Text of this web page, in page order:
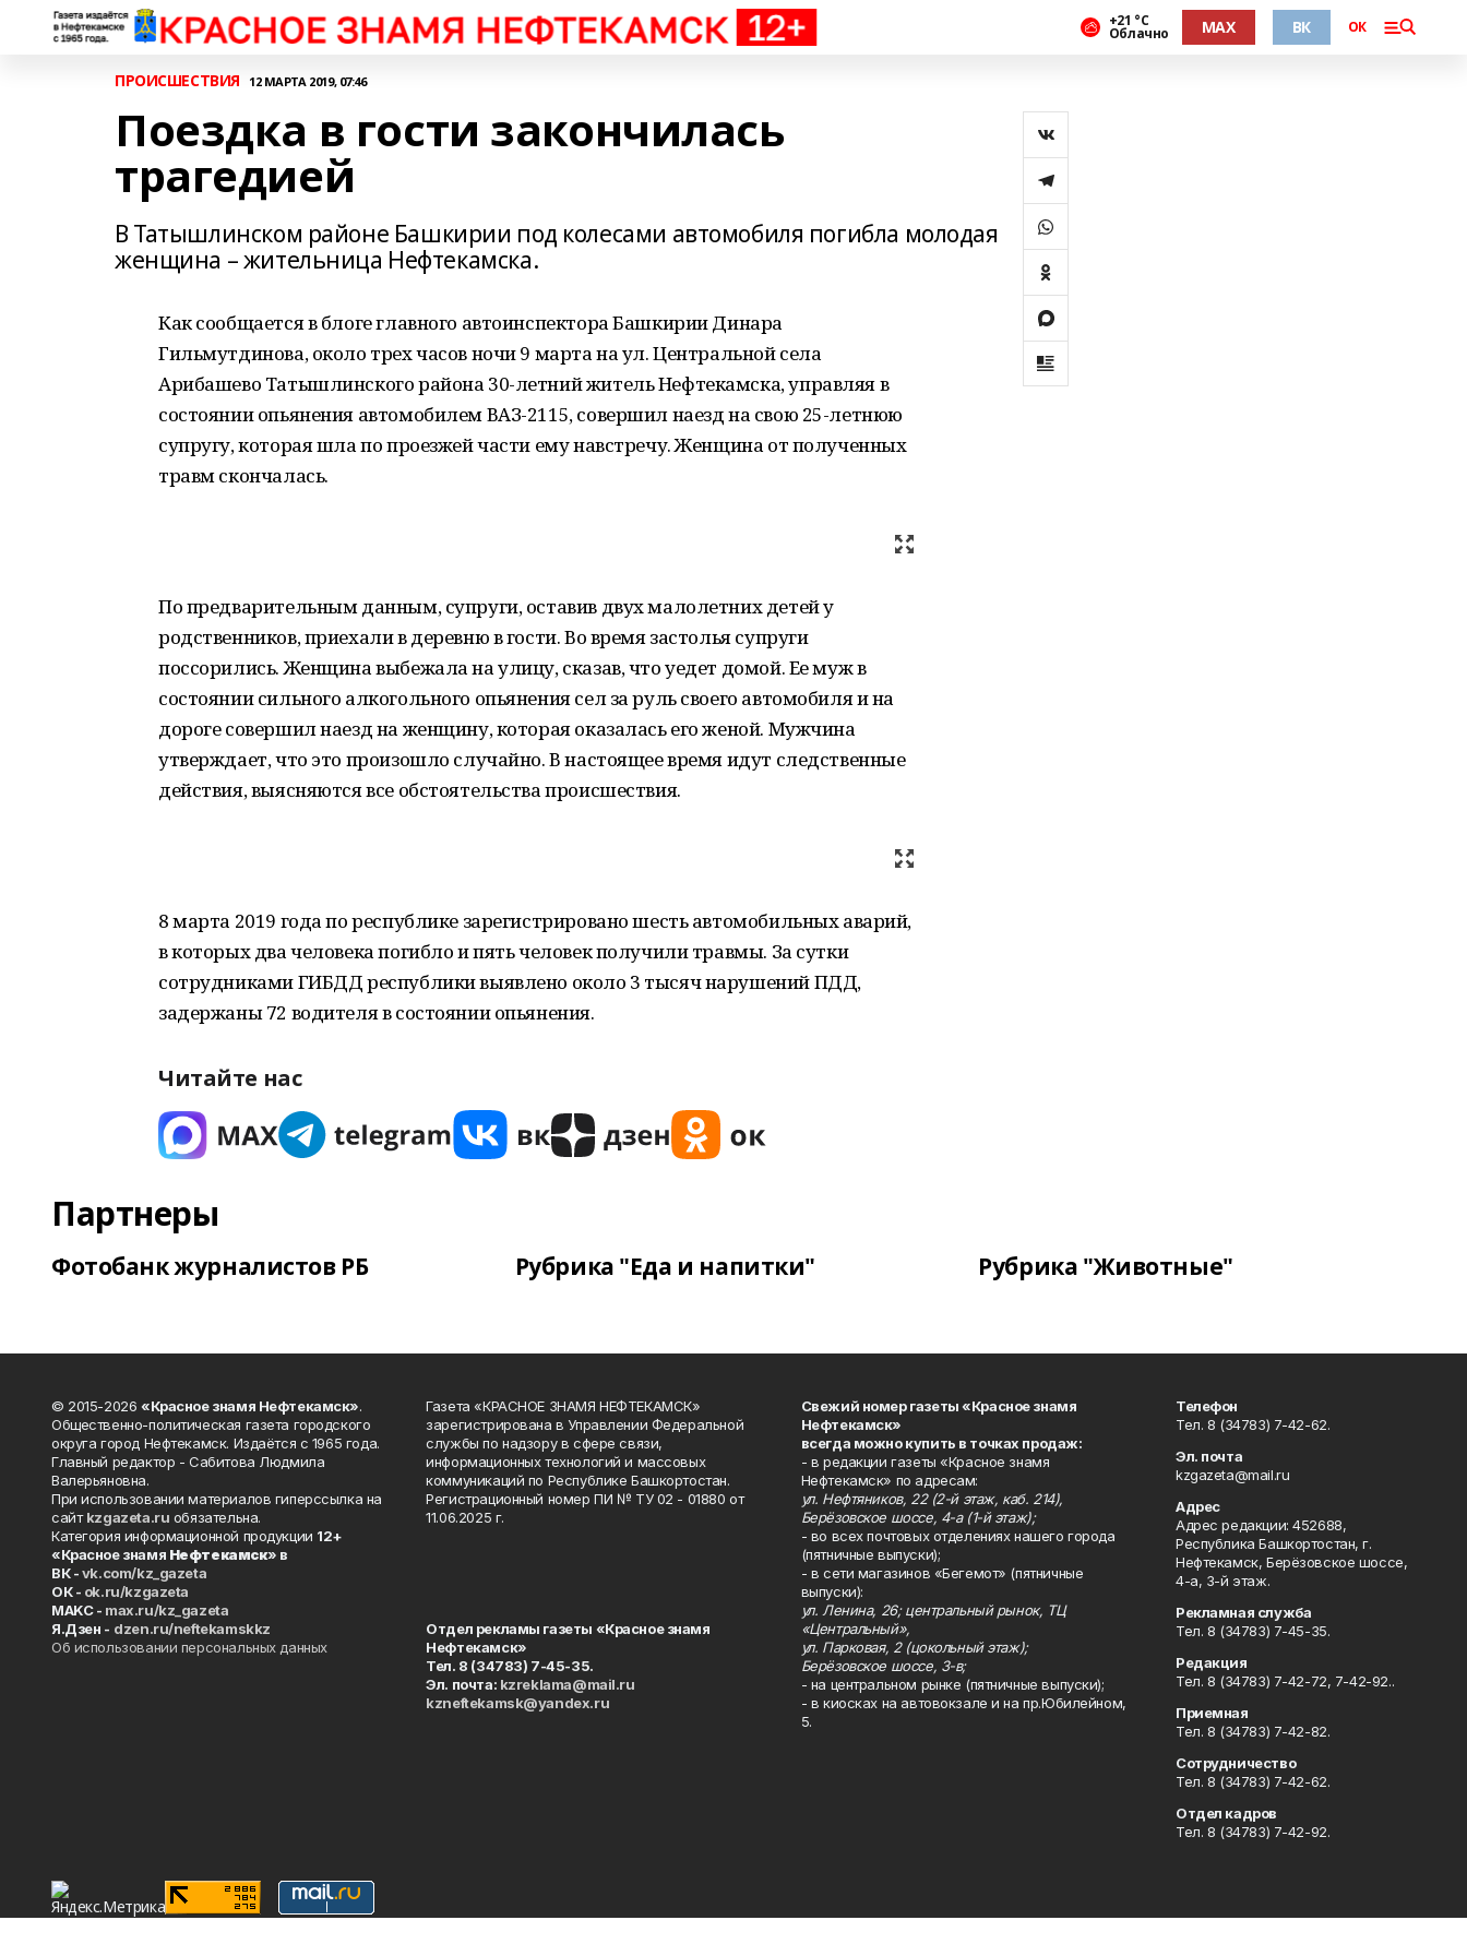
+21 °С
Облачно MAX ВК ОК
ПРОИСШЕСТВИЯ 12 МАРТА 2019, 07:46
Поездка в гости закончилась
трагедией
В Татышлинском районе Башкирии под колесами автомобиля погибла молодая
женщина – жительница Нефтекамска.
Как сообщается в блоге главного автоинспектора Башкирии Динара
Гильмутдинова, около трех часов ночи 9 марта на ул. Центральной села
Арибашево Татышлинского района 30-летний житель Нефтекамска, управляя в
состоянии опьянения автомобилем ВАЗ-2115, совершил наезд на свою 25-летнюю
супругу, которая шла по проезжей части ему навстречу. Женщина от полученных
травм скончалась.
По предварительным данным, супруги, оставив двух малолетних детей у
родственников, приехали в деревню в гости. Во время застолья супруги
поссорились. Женщина выбежала на улицу, сказав, что уедет домой. Ее муж в
состоянии сильного алкогольного опьянения сел за руль своего автомобиля и на
дороге совершил наезд на женщину, которая оказалась его женой. Мужчина
утверждает, что это произошло случайно. В настоящее время идут следственные
действия, выясняются все обстоятельства происшествия.
8 марта 2019 года по республике зарегистрировано шесть автомобильных аварий,
в которых два человека погибло и пять человек получили травмы. За сутки
сотрудниками ГИБДД республики выявлено около 3 тысяч нарушений ПДД,
задержаны 72 водителя в состоянии опьянения.
Читайте нас
Партнеры
Фотобанк журналистов РБ Рубрика "Еда и напитки" Рубрика "Животные"
© 2015-2026 «Красное знамя Нефтекамск».
Общественно-политическая газета городского
округа город Нефтекамск. Издаётся с 1965 года.
Главный редактор - Сабитова Людмила
Валерьяновна.
При использовании материалов гиперссылка на
сайтkzgazeta.ru обязательна.
Категория информационной продукции 12+
«Красное знамя Нефтекамск» в
ВК -vk.com/kz_gazeta
ОК - ok.ru/kzgazeta
MAKC - max.ru/kz_gazeta
Я.Дзен - dzen.ru/neftekamskkz
Об использовании персональных данных
Газета «КРАСНОЕ ЗНАМЯ НЕФТЕКАМСК»
зарегистрирована в Управлении Федеральной
службы по надзору в сфере связи,
информационных технологий и массовых
коммуникаций по Республике Башкортостан.
Регистрационный номер ПИ № ТУ 02 - 01880 от
11.06.2025 г.
Отдел рекламы газеты «Красное знамя
Нефтекамск»
Тел. 8 (34783) 7-45-35.
Эл. почта: kzreklama@mail.ru
kzneftekamsk@yandex.ru
Свежий номер газеты «Красное знамя
Нефтекамск»
всегда можно купить в точках продаж:
- в редакции газеты «Красное знамя
Нефтекамск» по адресам:
ул. Нефтяников, 22 (2-й этаж, каб. 214),
Берёзовское шоссе, 4-а (1-й этаж);
- во всех почтовых отделениях нашего города
(пятничные выпуски);
- в сети магазинов «Бегемот» (пятничные
выпуски):
ул. Ленина, 26; центральный рынок, ТЦ
«Центральный»,
ул. Парковая, 2 (цокольный этаж);
Берёзовское шоссе, 3-в;
- на центральном рынке (пятничные выпуски);
- в киосках на автовокзале и на пр.Юбилейном,
5.
Телефон
Тел. 8 (34783) 7-42-62.
Эл. почта
kzgazeta@mail.ru
Адрес
Адрес редакции: 452688,
Республика Башкортостан, г.
Нефтекамск, Берёзовское шоссе,
4-а, 3-й этаж.
Рекламная служба
Тел. 8 (34783) 7-45-35.
Редакция
Тел. 8 (34783) 7-42-72, 7-42-92..
Приемная
Тел. 8 (34783) 7-42-82.
Сотрудничество
Тел. 8 (34783) 7-42-62.
Отдел кадров
Тел. 8 (34783) 7-42-92.